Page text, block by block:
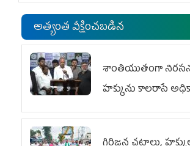
అత్యంత వీక్షించబడిన
శాంతియుతంగా
హక్కును కాలరాసే
లేదు